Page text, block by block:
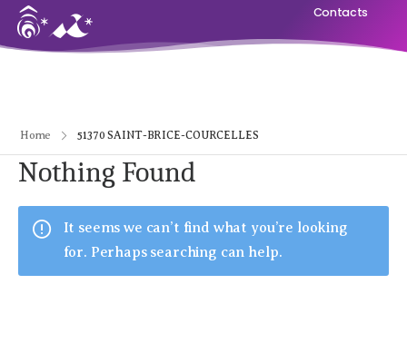
Contacts
Home 51370 SAINT-BRICE-COURCELLES
Nothing Found
It seems we can’t find what you’re looking
for. Perhaps searching can help.